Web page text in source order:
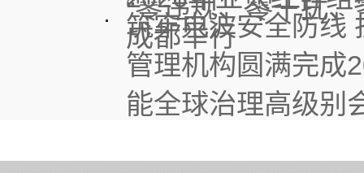
“零违规、零干扰、
成都举行
筑牢电波安全防
管理机构圆满完成
能全球治理高级别